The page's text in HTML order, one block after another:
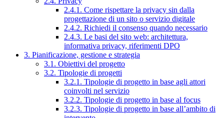
2.4.1. Come rispettare la privacy sin dalla
progettazione di un sito o servizio digitale
2.4.2. Richiedi il consenso quando necessario
2.4.3. Le basi del sito web: architettura,
informativa privacy, riferimenti DPO
3. Pianificazione, gestione e strategia
3.1. Obiettivi del progetto
3.2. Tipologie di progetti
3.2.1. Tipologie di progetto in base agli attori
coinvolti nel servizio
3.2.2. Tipologie di progetto in base al focus
3.2.3. Tipologie di progetto in base all’ambito di